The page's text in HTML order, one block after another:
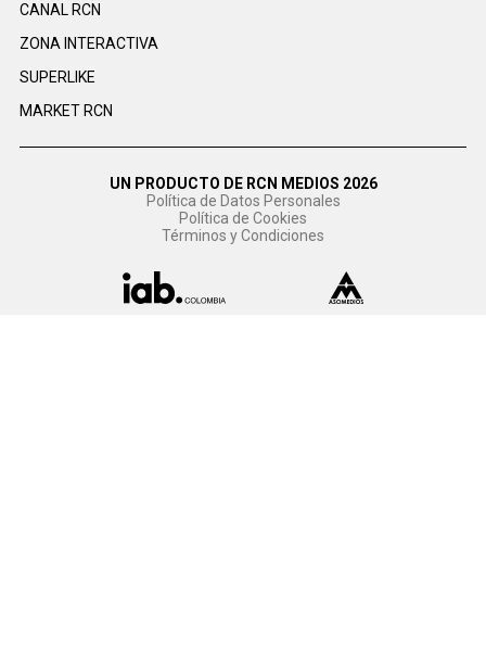
CANAL RCN
ZONA INTERACTIVA
SUPERLIKE
MARKET RCN
UN PRODUCTO DE RCN MEDIOS 2026
Política de Datos Personales
Política de Cookies
Términos y Condiciones